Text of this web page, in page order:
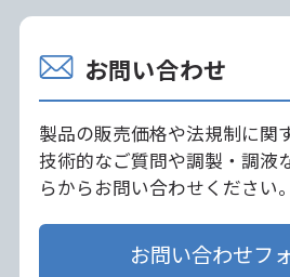
お問い合わせ
製品の販売価格や法規制に関
技術的なご質問や調製・調液
らからお問い合わせください。
お問い合わせフ